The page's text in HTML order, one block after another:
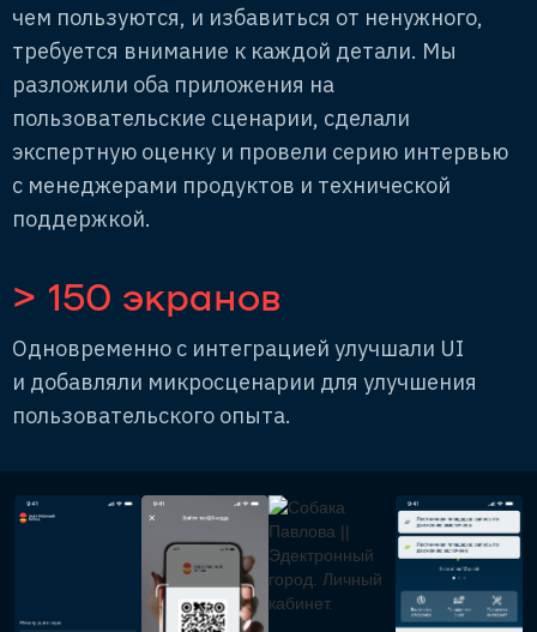
чем пользуются, и избавиться от ненужного,
требуется внимание к каждой детали. Мы
разложили оба приложения на
пользовательские сценарии, сделали
экспертную оценку и провели серию интервью
с менеджерами продуктов и технической
поддержкой.
> 150 экранов
Одновременно с интеграцией улучшали UI
и добавляли микросценарии для улучшения
пользовательского опыта.